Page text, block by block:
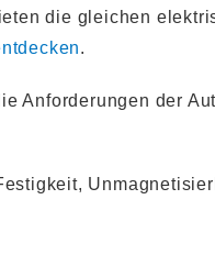
die gleichen
.
Anforderungen der